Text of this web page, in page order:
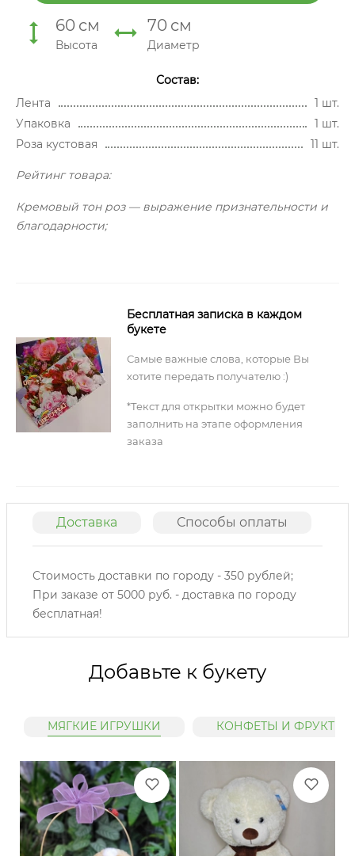
60 см
Высота
70 см
Диаметр
Состав:
Лента
1 шт.
Упаковка
1 шт.
Роза кустовая
11 шт.
Рейтинг товара:
Кремовый тон роз — выражение признательности и
благодарности;
Бесплатная записка в каждом
букете
Самые важные слова, которые Вы
хотите передать получателю :)
*Текст для открытки можно будет
заполнить на этапе оформления
заказа
Доставка Способы оплаты
Стоимость доставки по городу - 350 рублей;
При заказе от 5000 руб. - доставка по городу
бесплатная!
Добавьте к букету
МЯГКИЕ ИГРУШКИ КОНФЕТЫ И ФРУКТЫ